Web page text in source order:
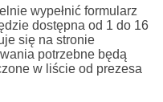
wypełnić formularz
dostępna od 1 do 16
się na stronie
potrzebne będą
w liście od prezesa